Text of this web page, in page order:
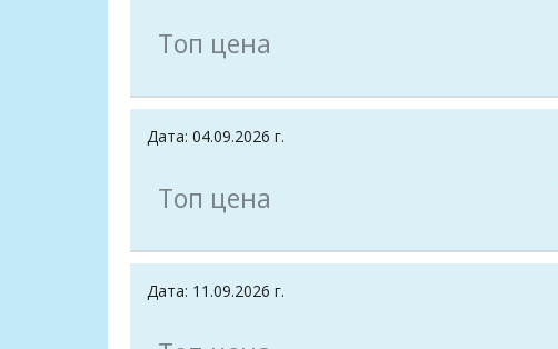
Топ цена
Дата: 04.09.2026 г.
Топ цена
Дата: 11.09.2026 г.